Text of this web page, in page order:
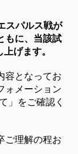
スパルス戦が
もに、当該試
げます。
容となってお
ォメーション
」をご確認く
ご理解の程お